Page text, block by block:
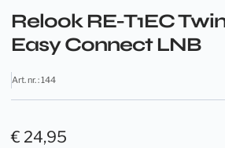
Relook RE-T1EC
Easy Connect LNB
Art. nr. : 144
€ 24,95